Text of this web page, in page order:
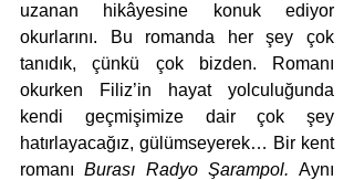
uzanan hikâyesine konuk ediyor
okurlarını. Bu romanda her şey çok
tanıdık, çünkü çok bizden. Romanı
okurken Filiz’in hayat yolculuğunda
kendi geçmişimize dair çok şey
hatırlayacağız, gülümseyerek… Bir kent
romanı Burası Radyo Şarampol. Aynı